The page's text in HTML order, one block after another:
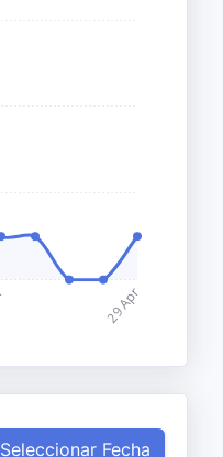
Seleccionar Fecha